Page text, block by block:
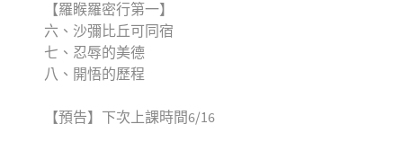
【羅睺羅密行第一】
六、沙彌比丘可同宿
七、忍辱的美德
八、開悟的歷程
【預告】下次上課時間6/16